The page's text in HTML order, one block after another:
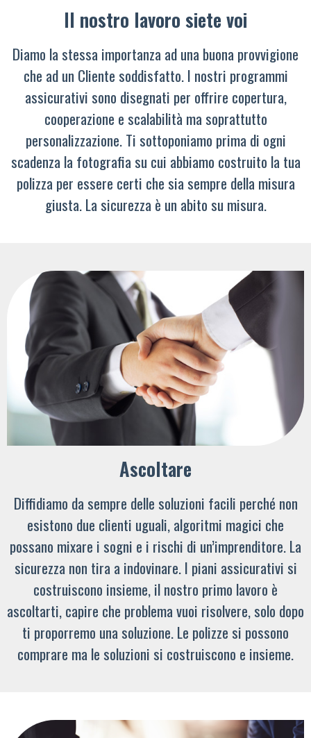
Il nostro lavoro siete voi
Diamo la stessa importanza ad una buona provvigione
che ad un Cliente soddisfatto. I nostri programmi
assicurativi sono disegnati per offrire copertura,
cooperazione e scalabilità ma soprattutto
personalizzazione. Ti sottoponiamo prima di ogni
scadenza la fotografia su cui abbiamo costruito la tua
polizza per essere certi che sia sempre della misura
giusta. La sicurezza è un abito su misura.
Ascoltare
Diffidiamo da sempre delle soluzioni facili perché non
esistono due clienti uguali, algoritmi magici che
possano mixare i sogni e i rischi di un’imprenditore. La
sicurezza non tira a indovinare. I piani assicurativi si
costruiscono insieme, il nostro primo lavoro è
ascoltarti, capire che problema vuoi risolvere, solo dopo
ti proporremo una soluzione. Le polizze si possono
comprare ma le soluzioni si costruiscono e insieme.